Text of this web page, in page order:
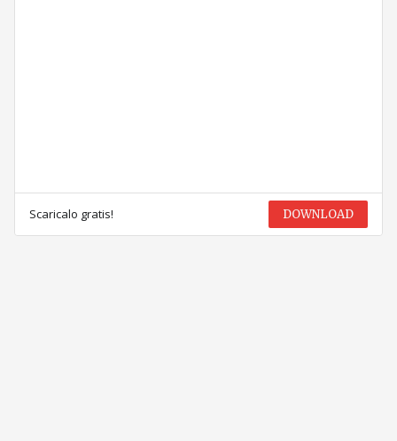
Scaricalo gratis! DOWNLOAD